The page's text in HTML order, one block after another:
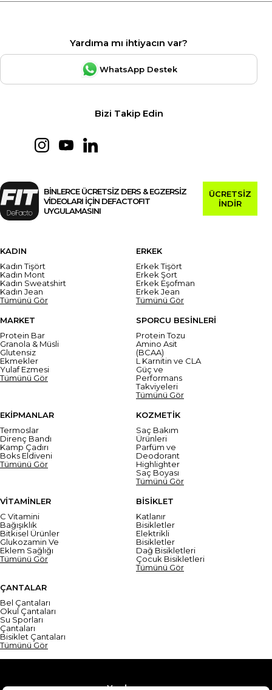
Yardıma mı ihtiyacın var?
WhatsApp Destek
Bizi Takip Edin
BİNLERCE ÜCRETSİZ DERS & EGZERSİZ
VİDEOLARI İÇİN DEFACTOFIT
UYGULAMASINI
ÜCRETSİZ
İNDİR
KADIN
Kadın Tişört
Kadın Mont
Kadın Sweatshirt
Kadın Jean
Tümünü Gör
ERKEK
Erkek Tişört
Erkek Şort
Erkek Eşofman
Erkek Jean
Tümünü Gör
MARKET
Protein Bar
Granola & Müsli
Glutensiz
Ekmekler
Yulaf Ezmesi
Tümünü Gör
SPORCU BESİNLERİ
Protein Tozu
Amino Asit
(BCAA)
L Karnitin ve CLA
Güç ve
Performans
Takviyeleri
Tümünü Gör
EKİPMANLAR
Termoslar
Direnç Bandı
Kamp Çadırı
Boks Eldiveni
Tümünü Gör
KOZMETİK
Saç Bakım
Ürünleri
Parfüm ve
Deodorant
Highlighter
Saç Boyası
Tümünü Gör
VİTAMİNLER
C Vitamini
Bağışıklık
Bitkisel Ürünler
Glukozamin Ve
Eklem Sağlığı
Tümünü Gör
BİSİKLET
Katlanır
Bisikletler
Elektrikli
Bisikletler
Dağ Bisikletleri
Çocuk Bisikletleri
Tümünü Gör
ÇANTALAR
Bel Çantaları
Okul Çantaları
Su Sporları
Çantaları
Bisiklet Çantaları
Tümünü Gör